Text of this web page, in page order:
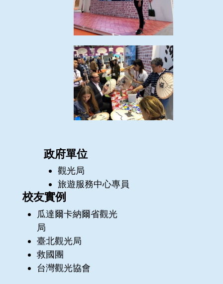
政府單位
觀光局
旅遊服務中心專員
校友實例
瓜達爾卡納爾省觀光
局
臺北觀光局
救國團
台灣觀光協會